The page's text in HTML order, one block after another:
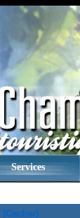
Services
(Cacher)